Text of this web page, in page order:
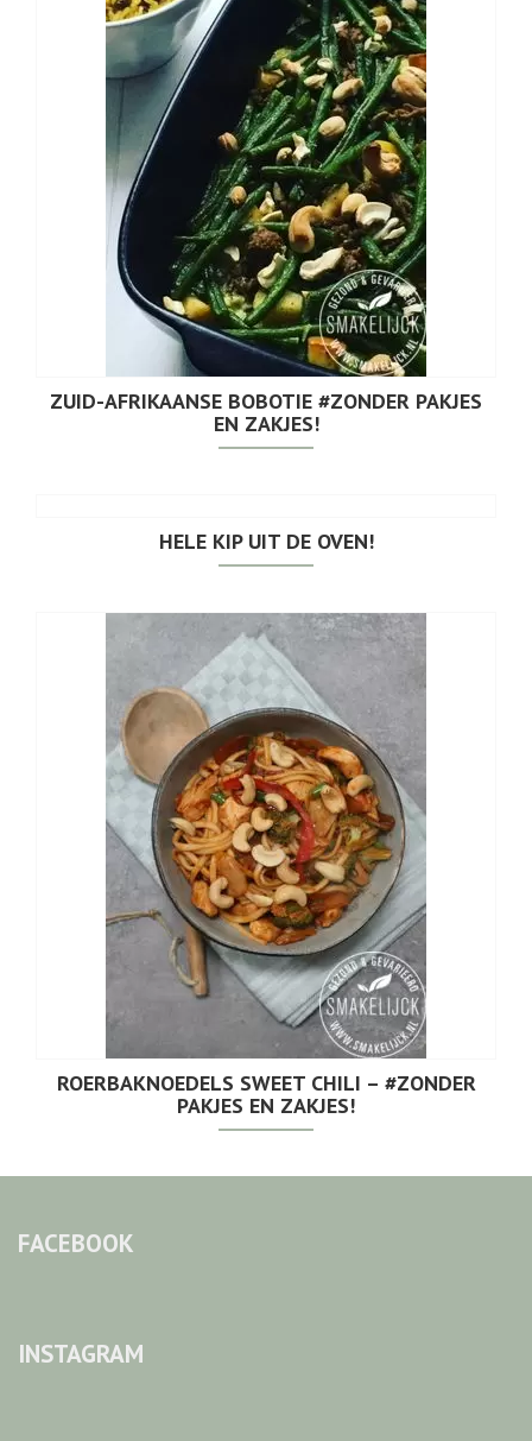
ZUID-AFRIKAANSE BOBOTIE #ZONDER PAKJES
EN ZAKJES!
HELE KIP UIT DE OVEN!
ROERBAKNOEDELS SWEET CHILI – #ZONDER
PAKJES EN ZAKJES!
FACEBOOK
INSTAGRAM